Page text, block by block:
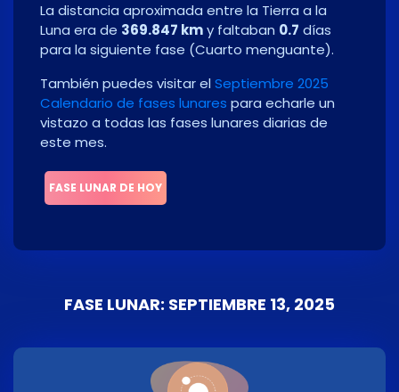
La distancia aproximada entre la Tierra a la
Luna era de 369.847 kmy faltaban 0.7 días
para la siguiente fase (Cuarto menguante).
También puedes visitar el Septiembre 2025
Calendario de fases lunares para echarle un
vistazo a todas las fases lunares diarias de
este mes.
FASE LUNAR DE HOY
FASE LUNAR: SEPTIEMBRE 13, 2025